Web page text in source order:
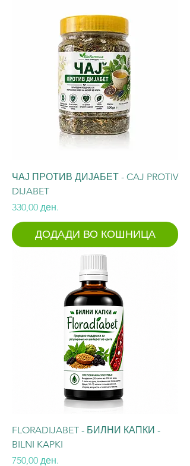
ЧАЈ ПРОТИВ ДИЈАБЕТ - CAJ PROTIV
DIJABET
Price
330,00 ден.
ДОДАДИ ВО КОШНИЦА
FLORADIJABET - БИЛНИ КАПКИ -
BILNI KAPKI
Price
750,00 ден.